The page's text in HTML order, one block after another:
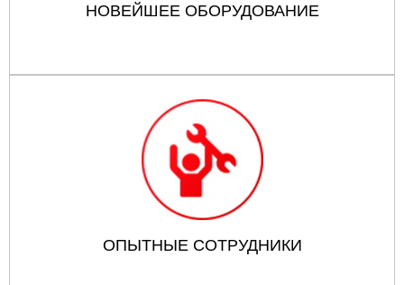
НОВЕЙШЕЕ ОБОРУДОВАНИЕ
ОПЫТНЫЕ СОТРУДНИКИ